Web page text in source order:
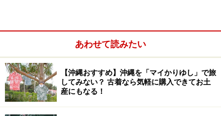
例年、沖縄では3月の中頃から順次海開きが始まりま
す。2014年、一番早くに海開きが行なわれるのは、西表
島のトゥドゥマリの浜。八重山では、その年によって一
番に海開きが行なわれるビーチが変わりますが、今年の
スターターは3月16日に行なわれる西表島の海開きで、
こちらが沖縄全体でもトップバッターとなっています。
あわせて読みたい
【沖縄おすすめ】沖縄を「マイかりゆし」で旅
してみない？ 古着なら気軽に購入できてお土
産にもなる！